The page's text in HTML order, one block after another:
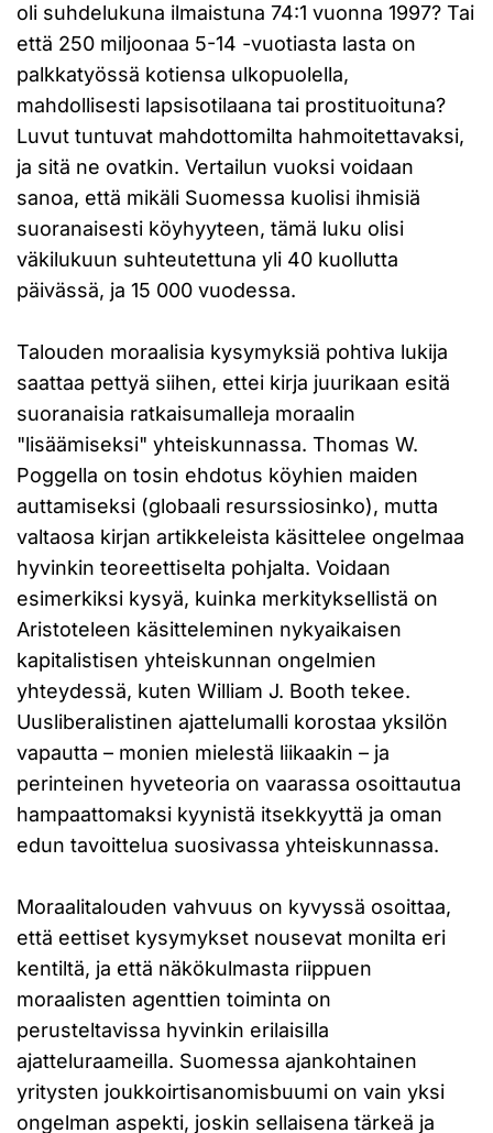
oli suhdelukuna ilmaistuna 74:1 vuonna 1997? Tai
että 250 miljoonaa 5-14 -vuotiasta lasta on
palkkatyössä kotiensa ulkopuolella,
mahdollisesti lapsisotilaana tai prostituoituna?
Luvut tuntuvat mahdottomilta hahmoitettavaksi,
ja sitä ne ovatkin. Vertailun vuoksi voidaan
sanoa, että mikäli Suomessa kuolisi ihmisiä
suoranaisesti köyhyyteen, tämä luku olisi
väkilukuun suhteutettuna yli 40 kuollutta
päivässä, ja 15 000 vuodessa.
Talouden moraalisia kysymyksiä pohtiva lukija
saattaa pettyä siihen, ettei kirja juurikaan esitä
suoranaisia ratkaisumalleja moraalin
"lisäämiseksi" yhteiskunnassa. Thomas W.
Poggella on tosin ehdotus köyhien maiden
auttamiseksi (globaali resurssiosinko), mutta
valtaosa kirjan artikkeleista käsittelee ongelmaa
hyvinkin teoreettiselta pohjalta. Voidaan
esimerkiksi kysyä, kuinka merkityksellistä on
Aristoteleen käsitteleminen nykyaikaisen
kapitalistisen yhteiskunnan ongelmien
yhteydessä, kuten William J. Booth tekee.
Uusliberalistinen ajattelumalli korostaa yksilön
vapautta – monien mielestä liikaakin – ja
perinteinen hyveteoria on vaarassa osoittautua
hampaattomaksi kyynistä itsekkyyttä ja oman
edun tavoittelua suosivassa yhteiskunnassa.
Moraalitalouden vahvuus on kyvyssä osoittaa,
että eettiset kysymykset nousevat monilta eri
kentiltä, ja että näkökulmasta riippuen
moraalisten agenttien toiminta on
perusteltavissa hyvinkin erilaisilla
ajatteluraameilla. Suomessa ajankohtainen
yritysten joukkoirtisanomisbuumi on vain yksi
ongelman aspekti, joskin sellaisena tärkeä ja